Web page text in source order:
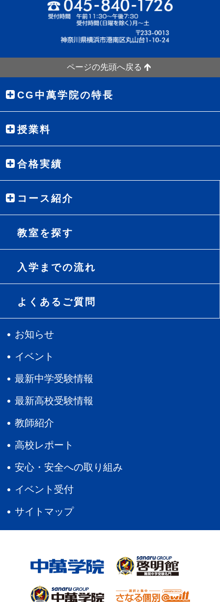
ページの先頭へ戻る
CG中萬学院の特長
授業料
合格実績
コース紹介
教室を探す
入学までの流れ
よくあるご質問
お知らせ
イベント
最新中学受験情報
最新高校受験情報
教師紹介
高校レポート
安心・安全への取り組み
イベント受付
サイトマップ